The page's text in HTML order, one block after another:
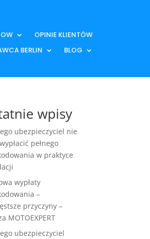
OPINIE KLIENTÓW
BERLIN BLOG
wpisy
ubezpieczyciel nie
pełnego
w praktyce
wypłaty
–
przyczyny –
MOTOEXPERT
ubezpieczyciel